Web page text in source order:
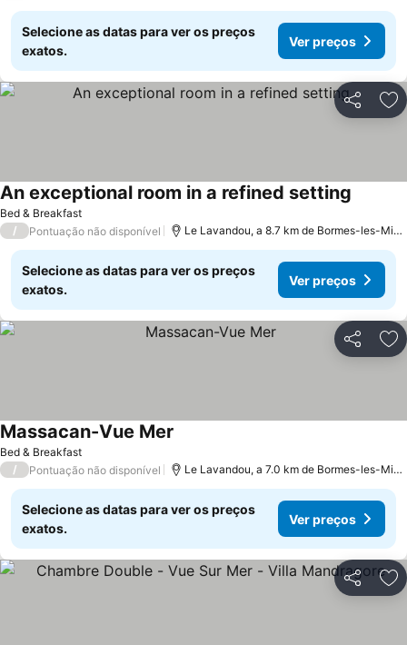
Selecione as datas para ver os preços
exatos.
Ver preços
Partilhar
Bed & Breakfast
An exceptional room in a refined setting
/ Pontuação não disponível Le Lavandou, a 8.7 km de Bormes-les-Mimosas
Selecione as datas para ver os preços
exatos.
Ver preços
Partilhar
Bed & Breakfast
Massacan-Vue Mer
/ Pontuação não disponível Le Lavandou, a 7.0 km de Bormes-les-Mimosas
Selecione as datas para ver os preços
exatos.
Ver preços
Partilhar